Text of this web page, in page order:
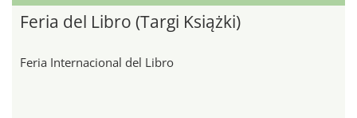
Feria del Libro (Targi Książki)
Feria Internacional del Libro